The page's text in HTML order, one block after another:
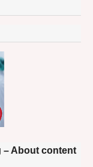
– About content